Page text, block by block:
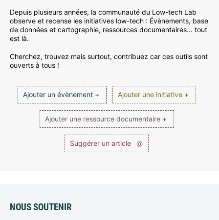
Depuis plusieurs années, la communauté du Low-tech Lab
observe et recense les initiatives low-tech : Évènements, base
de données et cartographie, ressources documentaires… tout
est là.
Cherchez, trouvez mais surtout, contribuez car ces outils sont
ouverts à tous !
Ajouter un évènement + Ajouter une initiative +
Ajouter une ressource documentaire +
Suggérer un article @
NOUS SOUTENIR